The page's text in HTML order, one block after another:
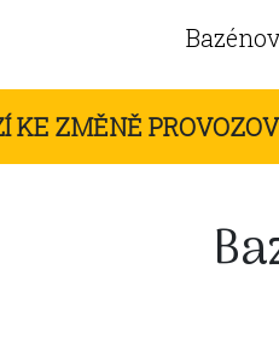
KE ZMĚNĚ